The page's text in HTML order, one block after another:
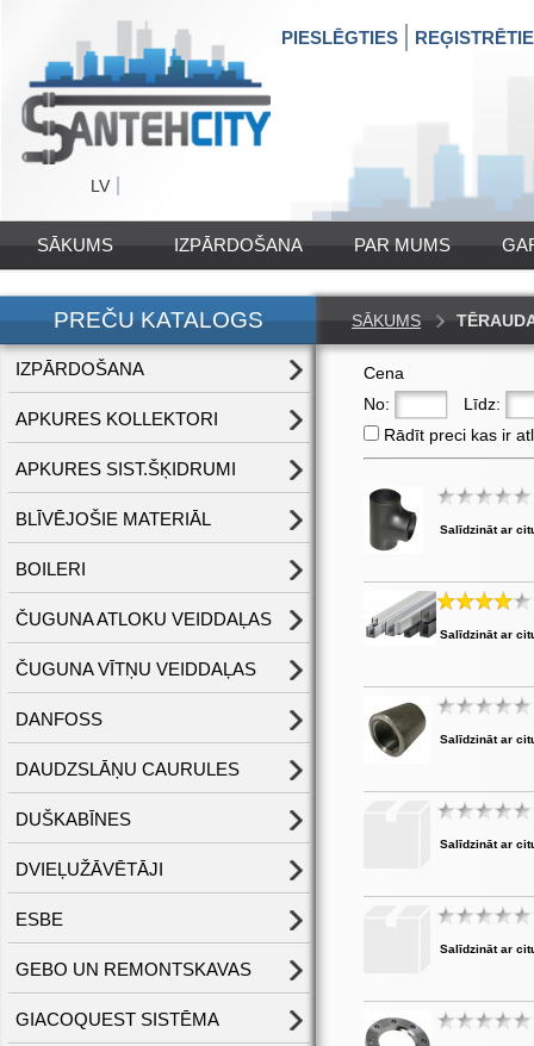
LV
PIESLĒGTIES
SĀKUMS IZPĀRDOŠANA PAR MUMS
PREČU KATALOGS
IZPĀRDOŠANA
APKURES KOLLEKTORI
APKURES SIST.ŠĶIDRUMI
BLĪVĒJOŠIE MATERIĀL
BOILERI
ČUGUNA ATLOKU VEIDDAĻAS
ČUGUNA VĪTŅU VEIDDAĻAS
DANFOSS
DAUDZSLĀŅU CAURULES
DUŠKABĪNES
DVIEĻUŽĀVĒTĀJI
ESBE
GEBO UN REMONTSKAVAS
GIACOQUEST SISTĒMA
SĀKUMS
Cena
No:
Līdz:
Rādīt preci kas ir
Salīdzināt ar
Salīdzināt ar
Salīdzināt ar
Salīdzināt ar
Salīdzināt ar